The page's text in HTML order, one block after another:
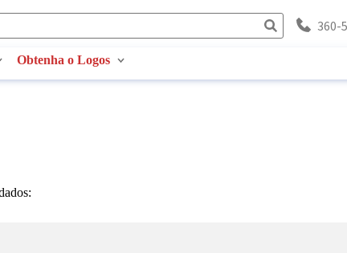
360-
Obtenha o Logos